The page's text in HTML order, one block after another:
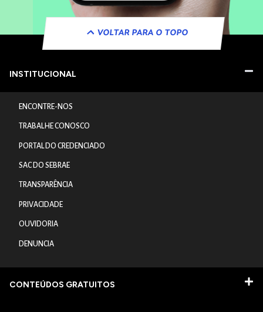
VOLTAR PARA O TOPO
INSTITUCIONAL
ENCONTRE-NOS
TRABALHE CONOSCO
PORTAL DO CREDENCIADO
SAC DO SEBRAE
TRANSPARÊNCIA
PRIVACIDADE
OUVIDORIA
DENUNCIA
CONTEÚDOS GRATUITOS